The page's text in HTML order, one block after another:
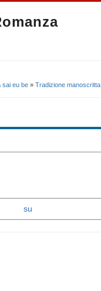
sai eu be » Tradizione manoscritta
su